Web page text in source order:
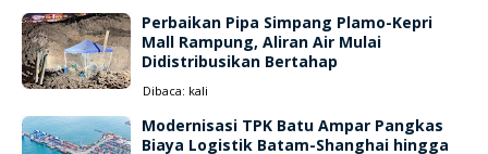
Perbaikan Pipa Simpang Plamo-Kepri
Mall Rampung, Aliran Air Mulai
Didistribusikan Bertahap
Dibaca: kali
Modernisasi TPK Batu Ampar Pangkas
Biaya Logistik Batam-Shanghai hingga